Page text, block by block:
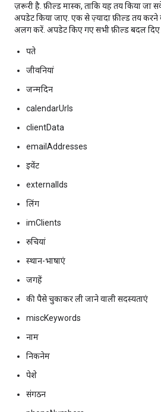
ज़रूरी है. फ़ील्ड मास्क, ताकि यह तय किया जा
अपडेट किया जाए. एक से ज़्यादा फ़ील्ड तय करने
अलग करें. अपडेट किए गए सभी फ़ील्ड बदल दिए
पते
जीवनियां
जन्मदिन
calendarUrls
clientData
emailAddresses
इवेंट
externalIds
लिंग
imClients
रुचियां
स्थान-भाषाएं
जगहें
की पैसे चुकाकर ली जाने वाली सदस्यताएं
miscKeywords
नाम
निकनेम
पेशे
संगठन